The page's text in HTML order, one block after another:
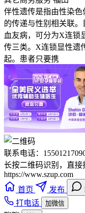
伴性遗传是指由性染
的传递与性别相关联
血友病，可分为X连锁
传三类。X连锁显性遗
起。患者只要携
联系电话：
长按二维码识别，直接
https://www.szup.com
首页
发布
打电话 加微信